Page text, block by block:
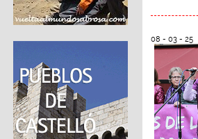
08 - 03 - 25